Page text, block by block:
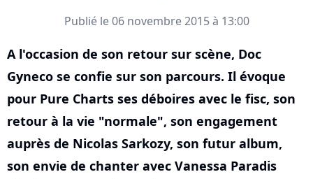
Publié le 06 novembre 2015 à 13:00
A l'occasion de son retour sur scène, Doc
Gyneco se confie sur son parcours. Il évoque
pour Pure Charts ses déboires avec le fisc, son
retour à la vie "normale", son engagement
auprès de Nicolas Sarkozy, son futur album,
son envie de chanter avec Vanessa Paradis